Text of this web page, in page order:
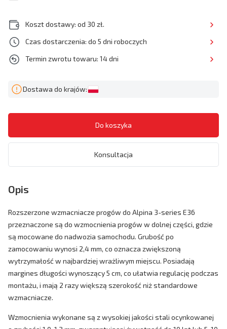
Koszt dostawy: od 30 zł.
Czas dostarczenia: do 5 dni roboczych
Termin zwrotu towaru: 14 dni
Dostawa do krajów:
Konsultacja
Opis
Rozszerzone wzmacniacze progów do Alpina 3-series E36
przeznaczone są do wzmocnienia progów w dolnej części, gdzie
są mocowane do nadwozia samochodu. Grubość po
zamocowaniu wynosi 2,4 mm, co oznacza zwiększoną
wytrzymałość w najbardziej wrażliwym miejscu. Posiadają
margines długości wynoszący 5 cm, co ułatwia regulację podczas
montażu, i mają 2 razy większą szerokość niż standardowe
wzmacniacze.
Wzmocnienia wykonane są z wysokiej jakości stali ocynkowanej